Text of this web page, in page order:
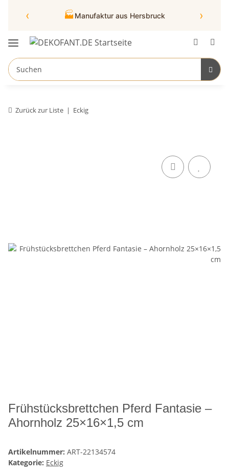
‹ 🏭 Manufaktur aus Hersbruck ›
Zurück zur Liste Eckig
Frühstücksbrettchen Pferd Fantasie –
Ahornholz 25×16×1,5 cm
Artikelnummer: ART-22134574
Kategorie: Eckig